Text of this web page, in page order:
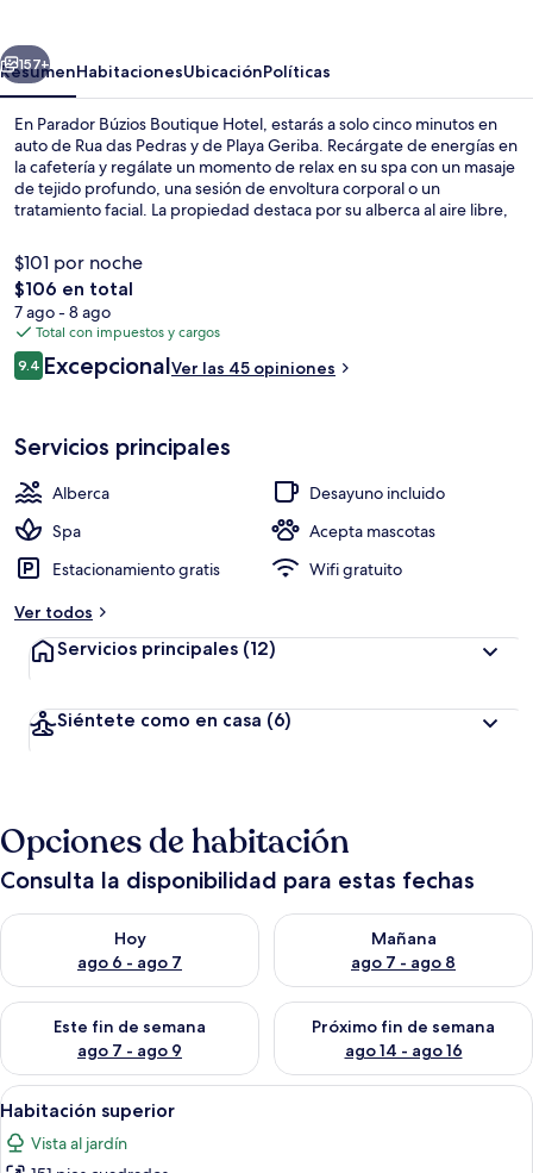
Siguiente
157+
ResumenHabitacionesUbicaciónPolíticas
En Parador Búzios Boutique Hotel, estarás a solo cinco minutos en
auto de Rua das Pedras y de Playa Geriba. Recárgate de energías en
la cafetería y regálate un momento de relax en su spa con un masaje
de tejido profundo, una sesión de envoltura corporal o un
tratamiento facial. La propiedad destaca por su alberca al aire libre,
$101 por noche
El
precio
total
es
de
$106 en total
7 ago - 8 ago
Total con impuestos y cargos
Opiniones
9.49.4 de 10,
ExcepcionalVer las 45 opiniones
Servicios principales
Alberca
Desayuno incluido
Spa
Acepta mascotas
Estacionamiento gratis
Wifi gratuito
Ver todos
Servicios principales (12)
Siéntete como en casa (6)
Opciones de habitación
Consulta la disponibilidad para estas fechas
Hoy
ago 6 - ago 7
Consulta la disponibilidad para hoy ago 6 - ago 7
Mañana
ago 7 - ago 8
Consulta la disponibilidad
Este fin de semana
ago 7 - ago 9
Consulta la disponibilidad para este fin de semana ago 7 -
Próximo fin de semana
ago 14 - ago 16
Consulta la disponibilidad
Abrir
todas
las
Una habitación de hotel con una
9
Habitación superior
Vista al jardín